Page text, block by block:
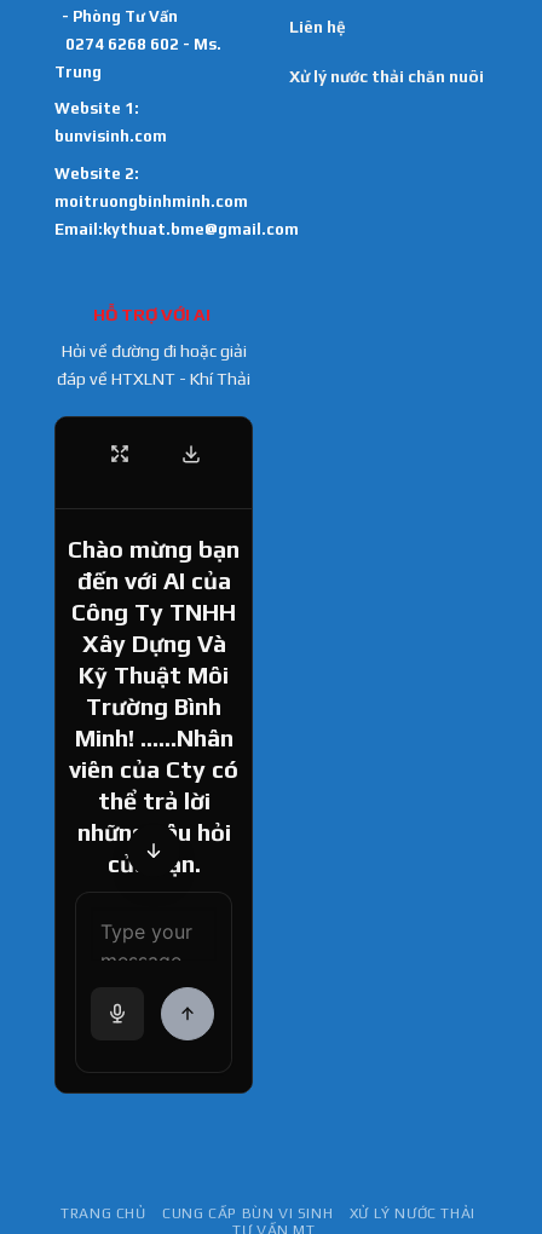
- Phòng Tư Vấn
0274 6268 602 - Ms.
Trung
Website 1:
bunvisinh.com
Website 2:
moitruongbinhminh.com
Email:kythuat.bme@gmail.com
Liên hệ
Xử lý nước thải chăn nuôi
HỖ TRỢ VỚI AI
Hỏi về đường đi hoặc giải
đáp về HTXLNT - Khí Thải
Chào mừng bạn
đến với AI của
Công Ty TNHH
Xây Dựng Và
Kỹ Thuật Môi
Trường Bình
Minh! ......Nhân
viên của Cty có
thể trả lời
những câu hỏi
của bạn.
How can I help
you today?
TRANG CHỦ CUNG CẤP BÙN VI SINH
XỬ LÝ NƯỚC THẢI
TƯ VẤN MT